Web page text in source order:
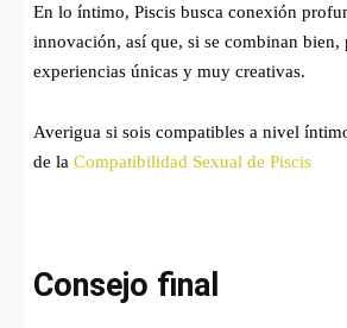
En lo íntimo, Piscis busca conexión
innovación, así que, si se combinan bien,
experiencias únicas y muy creativas.
Averigua si sois compatibles a nivel
de la Compatibilidad Sexual de Piscis
Consejo final